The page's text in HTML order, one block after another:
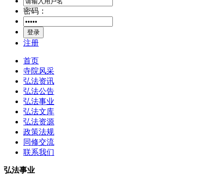
密码：
登录
注册
首页
寺院风采
弘法资讯
弘法公告
弘法事业
弘法文库
弘法资源
政策法规
同修交流
联系我们
弘法事业